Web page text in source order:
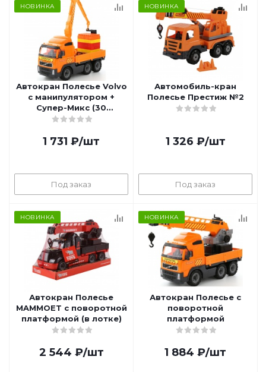
НОВИНКА
Автокран Полесье Volvo
с манипулятором +
Супер-Микс (30
элементов)
1 731 ₽/шт
Под заказ
НОВИНКА
Автомобиль-кран
Полесье Престиж №2
1 326 ₽/шт
Под заказ
НОВИНКА
Автокран Полесье
MAMMOET с поворотной
платформой (в лотке)
2 544 ₽/шт
НОВИНКА
Автокран Полесье с
поворотной
платформой
1 884 ₽/шт